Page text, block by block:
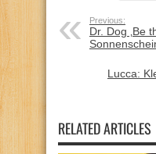
Previous:
Dr. Dog ‚Be
Lucca:
RELATED ARTICLES